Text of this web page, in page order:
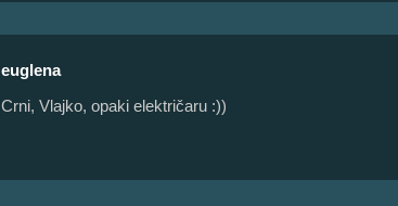
euglena
Crni, Vlajko, opaki električaru :))